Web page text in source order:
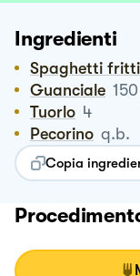
Ingredienti
Spaghetti fritti
Guanciale 150
Tuorlo 4
Pecorino q.b.
Copia